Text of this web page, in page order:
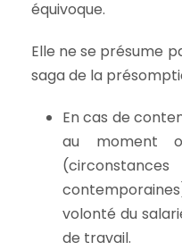
équivoque.
Elle ne se présume
saga de la
En cas de
au moment
volonté du
de travail.